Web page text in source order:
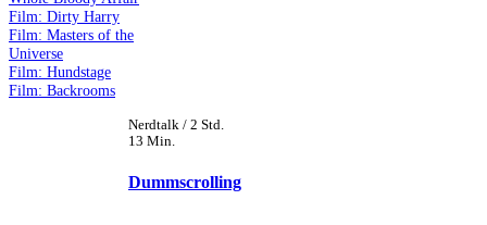
Film: Dirty Harry
Film: Masters of the
Universe
Film: Hundstage
Film: Backrooms
Nerdtalk / 2 Std.
13 Min.
Dummscrolling